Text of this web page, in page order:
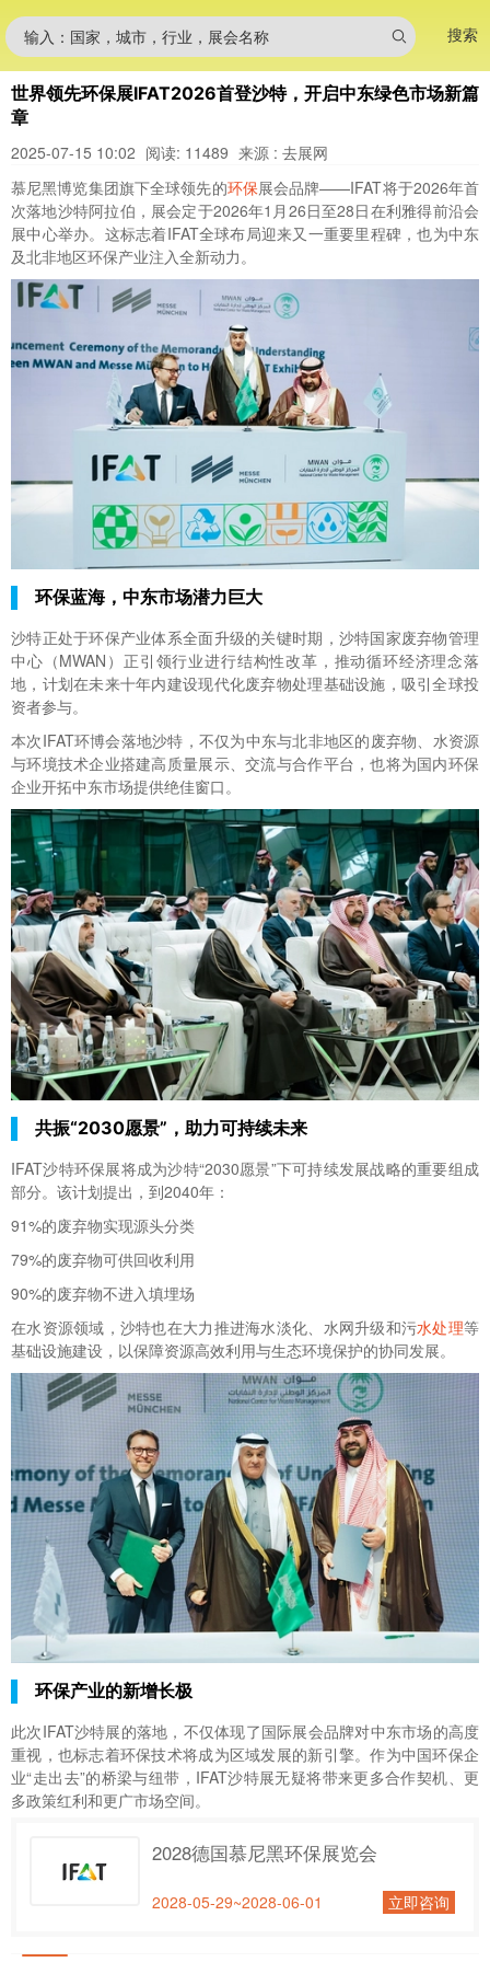
输入：国家，城市，行业，展会名称 搜索
世界领先环保展IFAT2026首登沙特，开启中东绿色市场新篇
章
2025-07-15 10:02 阅读: 11489 来源 : 去展网
慕尼黑博览集团旗下全球领先的环保展会品牌——IFAT将于2026年首
次落地沙特阿拉伯，展会定于2026年1月26日至28日在利雅得前沿会
展中心举办。这标志着IFAT全球布局迎来又一重要里程碑，也为中东
及北非地区环保产业注入全新动力。
环保蓝海，中东市场潜力巨大
沙特正处于环保产业体系全面升级的关键时期， 沙特国家废弃物管理
中心（MWAN） 正引领行业进行结构性改革，推动循环经济理念落
地，计划在未来十年内建设现代化废弃物处理基础设施，吸引全球投
资者参与。
本次IFAT环博会落地沙特，不仅为中东与北非地区的废弃物、水资源
与环境技术企业搭建高质量展示、交流与合作平台，也将为国内环保
企业开拓中东市场提供绝佳窗口。
共振“2030愿景”，助力可持续未来
IFAT沙特环保展将成为沙特“2030愿景”下可持续发展战略的重要组成
部分。该计划提出，到2040年：
91%的废弃物实现源头分类
79%的废弃物可供回收利用
90%的废弃物不进入填埋场
在水资源领域，沙特也在大力推进海水淡化、水网升级和污水处理等
基础设施建设，以保障资源高效利用与生态环境保护的协同发展。
环保产业的新增长极
此次IFAT沙特展的落地，不仅体现了国际展会品牌对中东市场的高度
重视，也标志着环保技术将成为区域发展的新引擎。作为中国环保企
业“走出去”的桥梁与纽带，IFAT沙特展无疑将带来更多合作契机、更
多政策红利和更广市场空间。
2028德国慕尼黑环保展览会
2028-05-29~2028-06-01 立即咨询